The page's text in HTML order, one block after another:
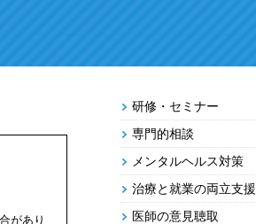
があり
研修・セミナー
専門的相談
メンタルヘルス対策
治療と就業の両立支援
医師の意見聴取